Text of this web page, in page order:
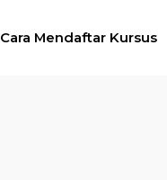
Cara Mendaftar Kursus